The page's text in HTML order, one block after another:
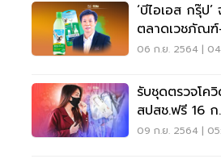
‘บีไอเอส กรุ๊ป
ตลาดเวชภัณฑ์
หมื่นล้าน
06 ก.ย. 2564 |
รับชุดตรวจโค
สปสช.ฟรี 16 ก
เลย
09 ก.ย. 2564 |